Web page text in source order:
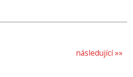
následující »»